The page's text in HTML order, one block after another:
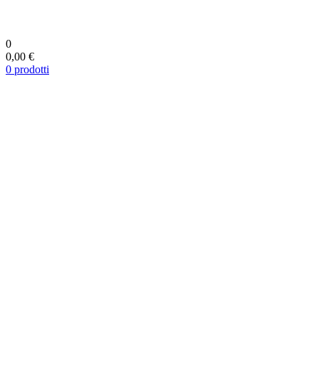
0
0,00 €
0 prodotti